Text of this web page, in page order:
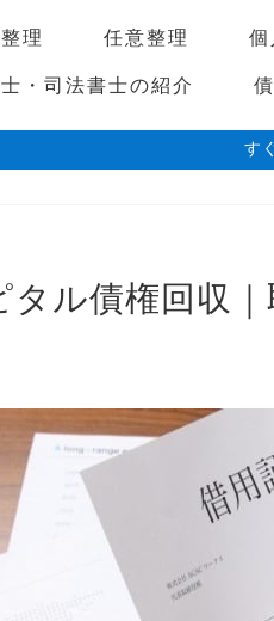
理 任意整理 個
・司法書士の紹介
す
タル債権回収